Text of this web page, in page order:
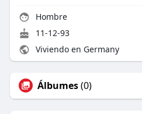
Hombre
11-12-93
Viviendo en Germany
Álbumes(0)